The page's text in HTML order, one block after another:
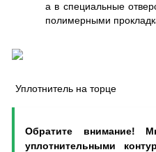
а в специальные
полимерными
Уплотнитель на торце
Обратите внимание!
уплотнительными